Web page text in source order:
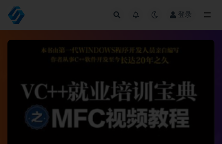
登录